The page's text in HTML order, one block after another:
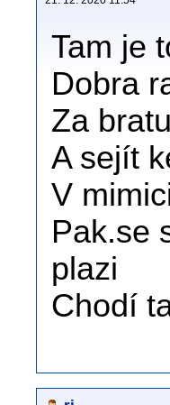
Tam je
Dobra
Za
A sejít
V
Pak.se
plazi
Chodí